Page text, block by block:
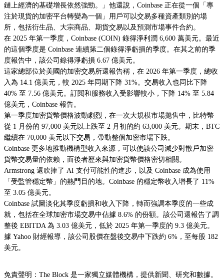
鏈上經濟的基礎增長依然強勁。」他還說，Coinbase 正在從一個「專
注於現貨的加密平台轉變為一個」用戶可以交易多種資產類別的場
所，包括衍生品、大宗商品、期貨交易以及預測市場事件合約。
在 2025 年第一季度，Coinbase (COIN) 錄得淨利潤 6,600 萬美元。最近
的這個季度是 Coinbase 連續第二個錄得淨虧損的季度。在其之前的季
度報告中，該公司錄得淨虧損 6.67 億美元。
這家總部位於美國的加密交易所還報告稱，在 2026 年第一季度，總收
入為 14.1 億美元，較 2025 年同期下降 31%。交易收入也同比下降
40% 至 7.56 億美元。訂閱和服務收入受影響較小，下降 14% 至 5.84
億美元，Coinbase 報告。
第一季度加密貨幣價格波動劇烈，在一次大規模市場拋售中，比特幣
從 1 月份的 97,000 美元以上跌至 2 月初的約 63,000 美元。期末，BTC
繼續在 70,000 美元以下交易，帶動整個加密市場下跌。
Coinbase 更多地推動機構型收入來源，可以使該公司減少對散戶加密
貨幣交易量的依賴，而後者歷來與加密貨幣價格密切相關。
Armstrong 還吹捧了 AI 支付可能性的進步，以及 Coinbase 成為使用
「受監管穩定幣」的熱門目的地。Coinbase 的穩定幣收入增長了 11%
至 3.05 億美元。
Coinbase 試圖淡化其季度虧損和收入下降，轉而強調本季度的一些成
就，包括在全球加密市場交易中佔據 8.6% 的份額。該公司還報告了調
整後 EBITDA 為 3.03 億美元，低於 2025 年第一季度的 9.3 億美元。
據 Yahoo 財經報導，該公司股價在盤後交易中下跌約 6%，至每股 182
美元。
免責聲明：The Block 是一家獨立媒體機構，提供新聞、研究和數據。